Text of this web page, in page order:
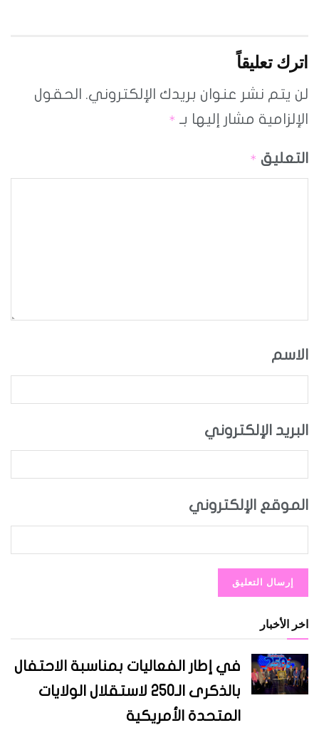
اترك تعليقاً
لن يتم نشر عنوان بريدك الإلكتروني. الحقول
الإلزامية مشار إليها بـ *
التعليق *
الاسم
البريد الإلكتروني
الموقع الإلكتروني
اخر الأخبار
في إطار الفعاليات بمناسبة الاحتفال
بالذكرى الـ250 لاستقلال الولايات
المتحدة الأمريكية